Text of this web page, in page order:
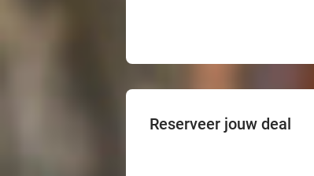
Reserveer jouw deal